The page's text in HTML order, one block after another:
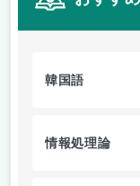
韓国語
情報処理論